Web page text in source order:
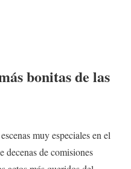
bonitas de las
muy especiales en el
decenas de comisiones